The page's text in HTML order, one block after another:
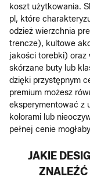
koszt użytkowania.
pl, które
odzież wierzchnia
trencze), kultowe
jakości torebki) oraz
skórzane buty lub
dzięki przystępnym
premium możesz
eksperymentować z
kolorami lub
pełnej cenie
JAKIE
ZNALEŹĆ